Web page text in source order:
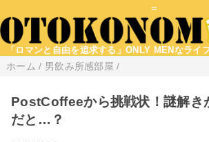
=
「ロマンと自由を追求する」ONLY MENなライ
ホーム / 男飲み所感部屋 /
PostCoffeeから挑戦状！謎解
だと…？